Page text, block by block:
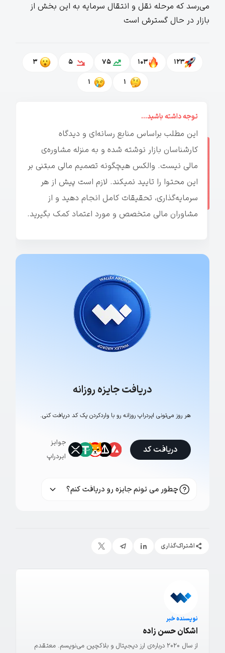
می‌رسد که مرحله نقل و انتقال سرمایه به این بخش از
بازار در حال گسترش است
123
103
75
5
3
1
1
توجه داشته باشید...
این مطلب براساس منابع رسانه‌ای و دیدگاه
کارشناسان بازار نوشته شده و به منزله مشاوره‌ی
مالی نیست. والکس هیچگونه تصمیم مالی مبتنی بر
این محتوا را تایید نمیکند. لازم است پیش از هر
سرمایه‌گذاری، تحقیقات کامل انجام دهید و از
مشاوران مالی متخصص و مورد اعتماد کمک بگیرید.
دریافت جایزه روزانه
هر روز می‌تونی ایردراپ روزانه رو با وارد‌کردن یک کد دریافت کنی.
جوایز
ایردراپ
دریافت کد
چطور می تونم جایزه رو دریافت کنم؟
اشتراک‌گذاری
نویسنده خبر
اشکان حسن زاده
از سال ۲۰۲۰ درباره‌ی ارز دیجیتال و بلاکچین می‌نویسم. معتقدم